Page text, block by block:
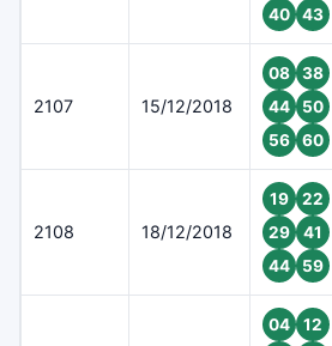
40
43
2107 15/12/2018
08
38
44
50
56
60
2108 18/12/2018
19
22
29
41
44
59
04
12